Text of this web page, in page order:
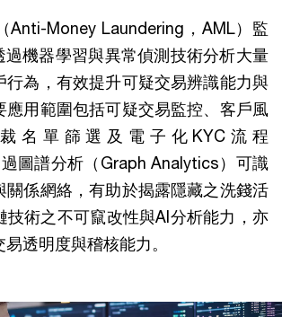
Anti-Money Laundering，AML）監
過機器學習與異常偵測技術分析大量
行為，有效提升可疑交易辨識能力與
應用範圍包括可疑交易監控、客戶風
名單篩選及電子化KYC流程
過圖譜分析（Graph Analytics）可識
關係網絡，有助於揭露隱藏之洗錢活
技術之不可竄改性與AI分析能力，亦
透明度與稽核能力。